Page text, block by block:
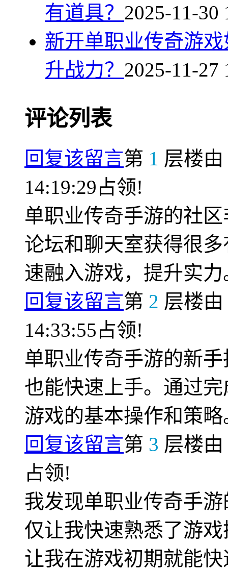
有道具？ 2025-11-30
新开单职业传奇游
升战力？ 2025-11-27
评论列表
回复该留言第 1 层楼由
14:19:29占领!
单职业传奇手游的社
论坛和聊天室获得很
速融入游戏，提升实力
回复该留言第 2 层楼由
14:33:55占领!
单职业传奇手游的新
也能快速上手。通过
游戏的基本操作和策略
回复该留言第 3 层楼由
占领!
我发现单职业传奇手
仅让我快速熟悉了游
让我在游戏初期就能